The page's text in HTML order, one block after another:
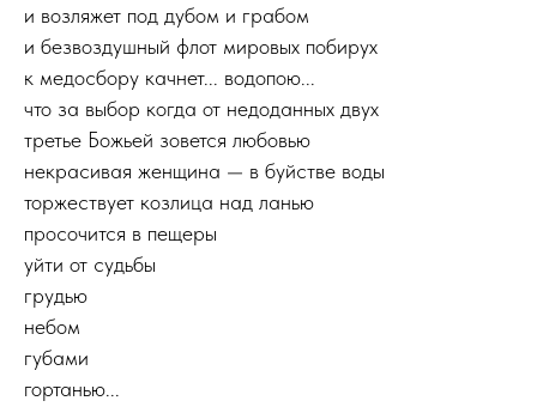
и возляжет под дубом и грабом
и безвоздушный флот мировых побирух
к медосбору качнет... водопою...
что за выбор когда от недоданных двух
третье Божьей зовется любовью
некрасивая женщина — в буйстве воды
торжествует козлица над ланью
просочится в пещеры
уйти от судьбы
грудью
небом
губами
гортанью...